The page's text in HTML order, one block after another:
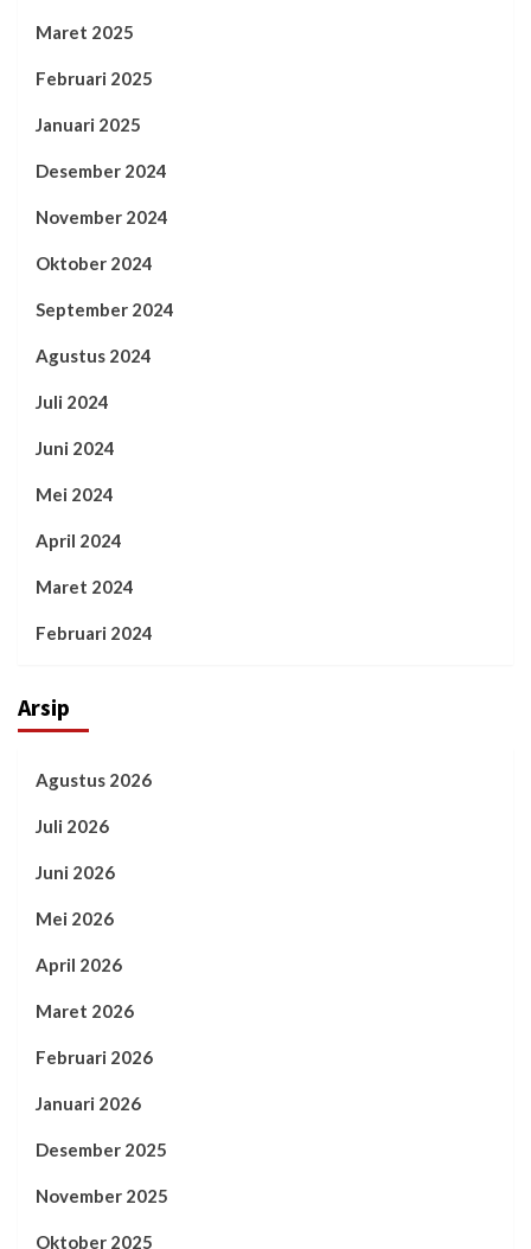
Maret 2025
Februari 2025
Januari 2025
Desember 2024
November 2024
Oktober 2024
September 2024
Agustus 2024
Juli 2024
Juni 2024
Mei 2024
April 2024
Maret 2024
Februari 2024
Arsip
Agustus 2026
Juli 2026
Juni 2026
Mei 2026
April 2026
Maret 2026
Februari 2026
Januari 2026
Desember 2025
November 2025
Oktober 2025